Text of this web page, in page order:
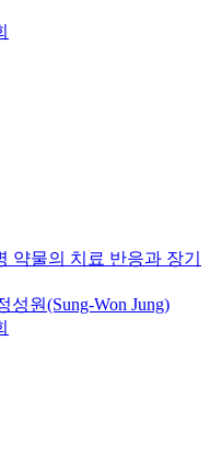
약물의 치료 반응과 장기
성원(Sung-Won Jung)